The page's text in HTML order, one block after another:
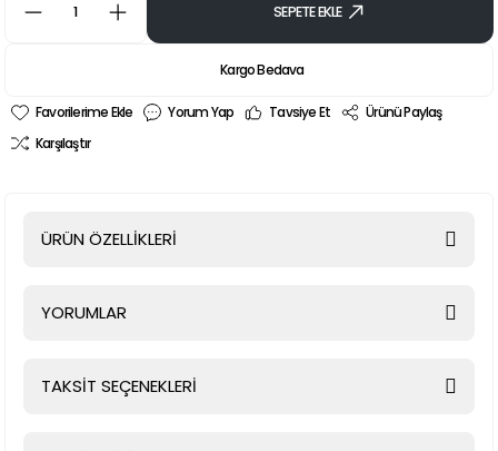
SEPETE EKLE
Kargo Bedava
Yorum Yap Tavsiye Et
Ürünü Paylaş
Karşılaştır
ÜRÜN ÖZELLİKLERİ
YORUMLAR
TAKSİT SEÇENEKLERİ